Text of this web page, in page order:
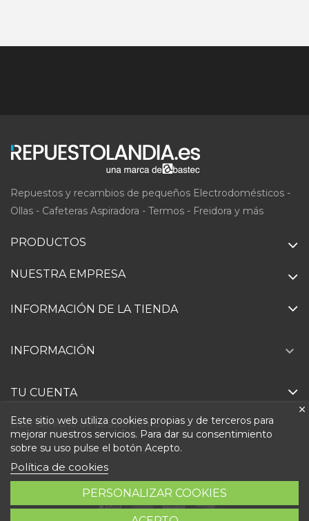
Repuestos y recambios de pequeños Electrodomésticos -
Ollas - Cafeteras Aspiradora - Termos - Freidora y más
PRODUCTOS
NUESTRA EMPRESA
INFORMACIÓN DE LA TIENDA
Este sitio web utiliza cookies propias y de terceros para
mejorar nuestros servicios. Para dar su consentimiento
sobre su uso pulse el botón Acepto.
Política de cookies
PERSONALIZAR COOKIES
INFORMACIÓN 
TU CUENTA
Ejercer derecho de desistimiento